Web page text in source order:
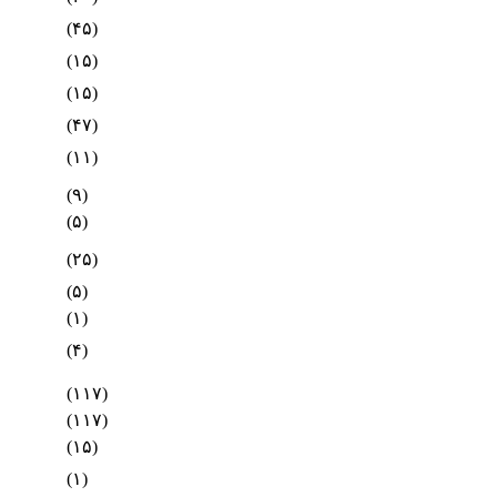
(۴۵)
(۱۵)
(۱۵)
(۴۷)
(۱۱)
(۹)
(۵)
(۲۵)
(۵)
(۱)
(۴)
(۱۱۷)
(۱۱۷)
(۱۵)
(۱)